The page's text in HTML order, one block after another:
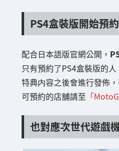
PS4盒裝版開始預約
配合日本語版官網公開，
只有預約了PS4盒裝版的
特典内容之後會進行發佈
可預約的店舖請至 「
也對應次世代遊戲機